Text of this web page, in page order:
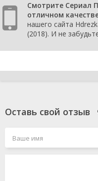
Смотрите Сериал
отличном
нашего сайта
(2018). И не
Оставь свой отзыв